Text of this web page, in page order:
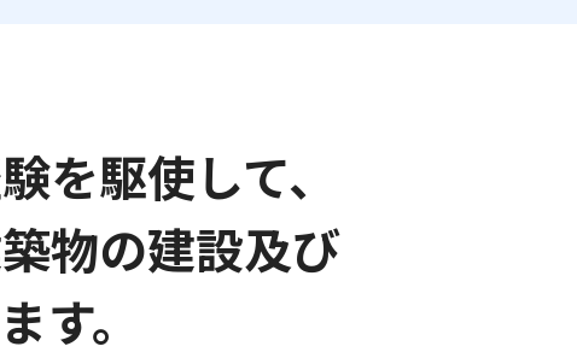
を駆使して、
物の建設及び
す。